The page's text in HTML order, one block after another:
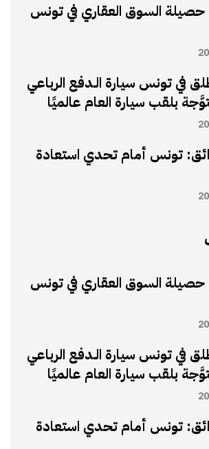
السوق العقاري في تونس
في تونس سيارة الـدفع الرباعي
تونس أمام تحدي استعادة
السوق العقاري في تونس
في تونس سيارة الـدفع الرباعي
تونس أمام تحدي استعادة